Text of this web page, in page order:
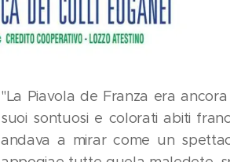
"La Piavola de Franza era
suoi sontuosi e colorati abiti
andava a mirar come un